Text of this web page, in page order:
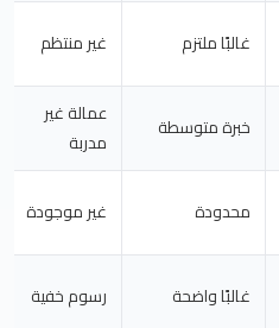
غالبًا ملتزم غير منتظم
خبرة متوسطة
عمالة غير
مدربة
محدودة غير موجودة
غالبًا واضحة رسوم خفية